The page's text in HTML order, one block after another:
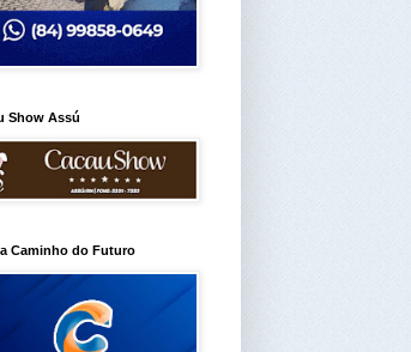
Show Assú
Caminho do Futuro